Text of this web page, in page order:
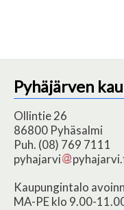
Pyhäjärven
Ollintie 26
86800 Pyhäsalmi
Puh. (08) 769 7111
pyhajarvi
Kaupungintalo
MA-PE klo 9.00-